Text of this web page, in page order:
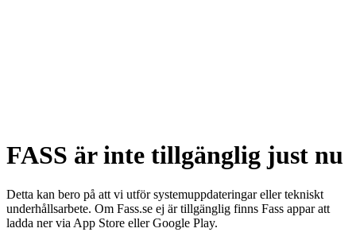
FASS är inte tillgänglig just nu
Detta kan bero på att vi utför systemuppdateringar eller tekniskt
underhållsarbete. Om Fass.se ej är tillgänglig finns Fass appar att
ladda ner via App Store eller Google Play.